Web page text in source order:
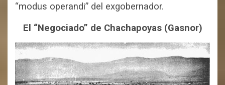
“modus operandi” del exgobernador.
El “Negociado” de Chachapoyas (Gasnor)